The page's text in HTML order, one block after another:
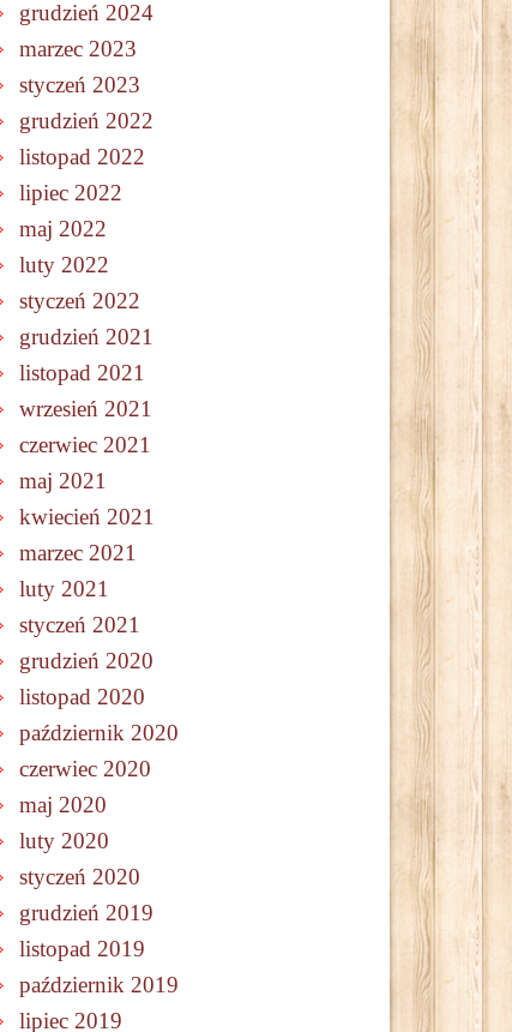
grudzień 2024
marzec 2023
styczeń 2023
grudzień 2022
listopad 2022
lipiec 2022
maj 2022
luty 2022
styczeń 2022
grudzień 2021
listopad 2021
wrzesień 2021
czerwiec 2021
maj 2021
kwiecień 2021
marzec 2021
luty 2021
styczeń 2021
grudzień 2020
listopad 2020
październik 2020
czerwiec 2020
maj 2020
luty 2020
styczeń 2020
grudzień 2019
listopad 2019
październik 2019
lipiec 2019